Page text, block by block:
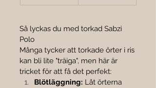
Så lyckas du med torkad Sabzi
Polo
Många tycker att torkade örter i ris
kan bli lite "träiga", men här är
tricket för att få det perfekt:
Blötläggning: Låt örterna